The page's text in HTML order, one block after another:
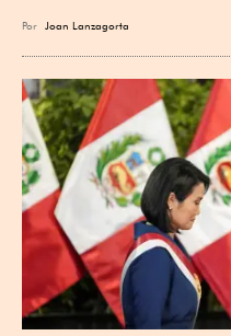
Por Joan Lanzagorta